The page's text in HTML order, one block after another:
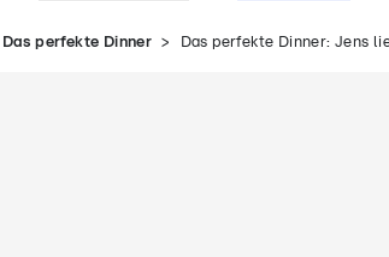
Das perfekte Dinner Das perfekte Dinner: Jens